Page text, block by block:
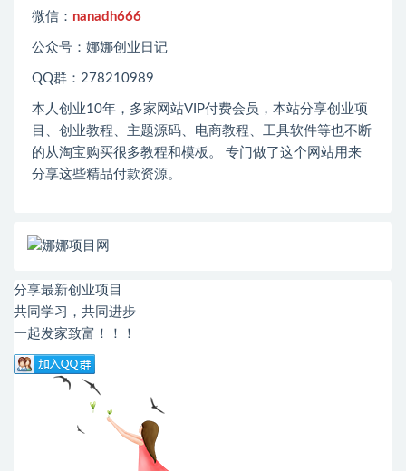
微信： nanadh666
公众号：娜娜创业日记
QQ群：278210989
本人创业10年，多家网站VIP付费会员，本站分享创业项
目、创业教程、主题源码、电商教程、工具软件等也不断
的从淘宝购买很多教程和模板。 专门做了这个网站用来
分享这些精品付款资源。
分享最新创业项目
共同学习，共同进步
一起发家致富！！！